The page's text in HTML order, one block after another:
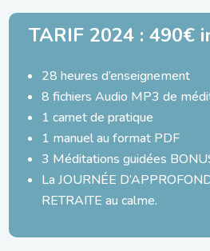
TARIF 2024 : 490€
28 heures d’enseignement
8 fichiers Audio MP3 de
1 carnet de pratique
1 manuel au format PDF
3 Méditations guidées
La JOURNÉE
RETRAITE au calme.